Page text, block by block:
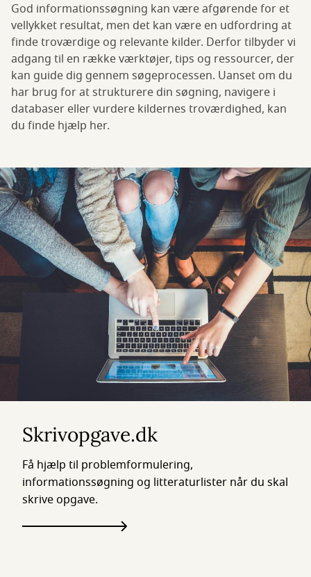
God informationssøgning kan være afgørende for et
vellykket resultat, men det kan være en udfordring at
finde troværdige og relevante kilder. Derfor tilbyder vi
adgang til en række værktøjer, tips og ressourcer, der
kan guide dig gennem søgeprocessen. Uanset om du
har brug for at strukturere din søgning, navigere i
databaser eller vurdere kildernes troværdighed, kan
du finde hjælp her.
Skrivopgave.dk
Få hjælp til problemformulering,
informationssøgning og litteraturlister når du skal
skrive opgave.